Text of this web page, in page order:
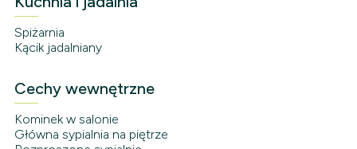
Spiżarnia
Kącik jadalniany
Cechy wewnętrzne
Kominek w salonie
Główna sypialnia na piętrze